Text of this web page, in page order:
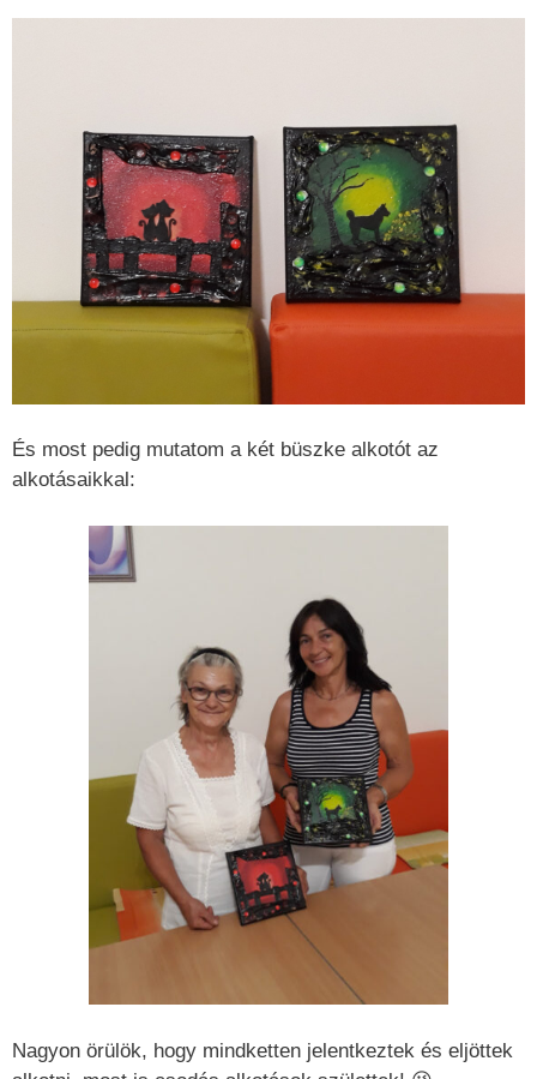
És most pedig mutatom a két büszke alkotót az
alkotásaikkal:
Nagyon örülök, hogy mindketten jelentkeztek és eljöttek